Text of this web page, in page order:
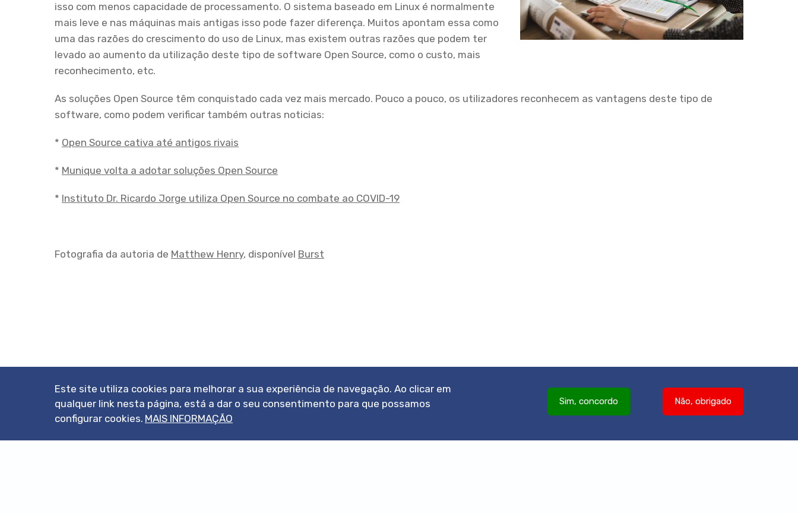
isso com menos capacidade de processamento. O sistema baseado em Linux é normalmente
mais leve e nas máquinas mais antigas isso pode fazer diferença. Muitos apontam essa como
uma das razões do crescimento do uso de Linux, mas existem outras razões que podem ter
levado ao aumento da utilização deste tipo de software Open Source, como o custo, mais
reconhecimento, etc.
As soluções Open Source têm conquistado cada vez mais mercado. Pouco a pouco, os utilizadores reconhecem as vantagens deste tipo de
software, como podem verificar também outras noticias:
* Open Source cativa até antigos rivais
* Munique volta a adotar soluções Open Source
* Instituto Dr. Ricardo Jorge utiliza Open Source no combate ao COVID-19
Fotografia da autoria de Matthew Henry, disponível Burst
Este site utiliza cookies para melhorar a sua experiência de navegação. Ao clicar em
qualquer link nesta página, está a dar o seu consentimento para que possamos
configurar cookies. MAIS INFORMAÇÃO
Não, obrigado
Sim, concordo